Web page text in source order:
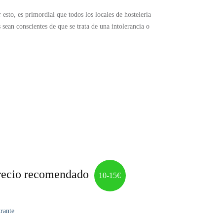
es primordial que todos los locales de hostelería
conscientes de que se trata de una intolerancia o
una alimentación o dieta equilibrada y saludable.
recomendado 10-15€